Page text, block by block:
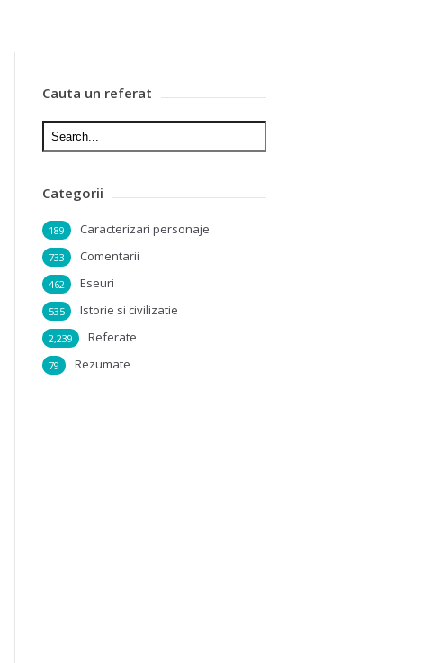
Cauta un referat
Categorii
Caracterizari personaje
189
Comentarii
733
Eseuri
462
Istorie si civilizatie
535
Referate
2,239
Rezumate
79